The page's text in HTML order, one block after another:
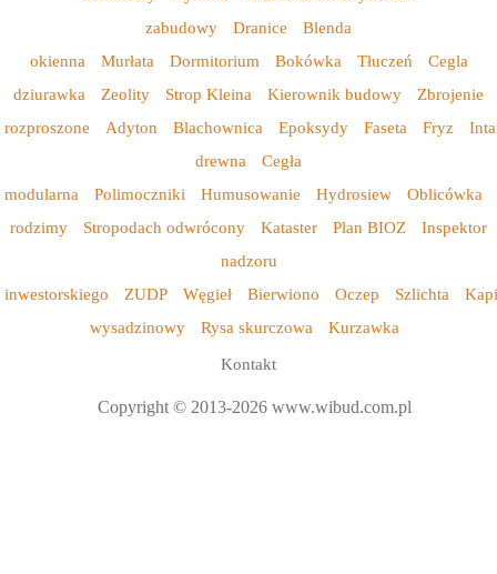
zabudowy
Dranice
Blenda
okienna
Murłata Dormitorium Bokówka Tłuczeń
Cegla
dziurawka
Zeolity Strop Kleina Kierownik budowy
Zbrojenie
rozproszone
Adyton Blachownica Epoksydy Faseta Fryz
drewna
Cegła
modularna
Polimoczniki Humusowanie Hydrosiew
Oblicówka
rodzimy
Stropodach odwrócony Kataster Plan BIOZ
Inspektor
nadzoru
inwestorskiego
ZUDP Węgieł Bierwiono Oczep Szlichta
wysadzinowy
Rysa skurczowa
Kurzawka
Kontakt
Copyright © 2013-2026 www.wibud.com.pl